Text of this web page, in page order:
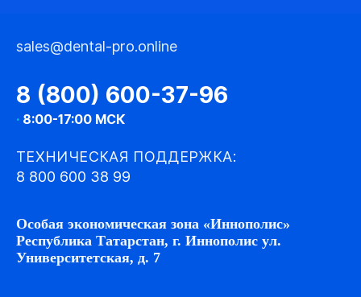
sales@dental-pro.online
8 (800) 600-37-96
· 8:00-17:00 МСК
ТЕХНИЧЕСКАЯ ПОДДЕРЖКА:
8 800 600 38 99
Особая экономическая зона «Иннополис»
Республика Татарстан, г. Иннополис ул.
Университетская, д. 7